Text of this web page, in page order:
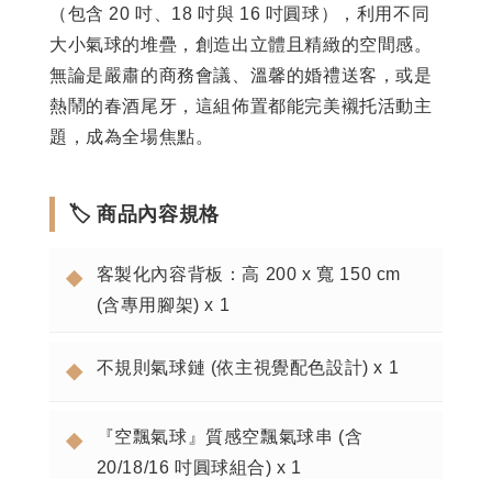
（包含 20 吋、18 吋與 16 吋圓球），利用不同
大小氣球的堆疊，創造出立體且精緻的空間感。
無論是嚴肅的商務會議、溫馨的婚禮送客，或是
熱鬧的春酒尾牙，這組佈置都能完美襯托活動主
題，成為全場焦點。
🏷️ 商品內容規格
◆
客製化內容背板：高 200 x 寬 150 cm
(含專用腳架) x 1
◆ 不規則氣球鏈 (依主視覺配色設計) x 1
◆
『空飄氣球』質感空飄氣球串 (含
20/18/16 吋圓球組合) x 1